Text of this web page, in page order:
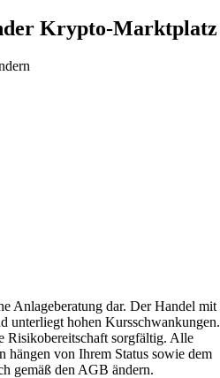
Krypto-Marktplatz
Anlageberatung dar. Der Handel mit
unterliegt hohen Kursschwankungen.
Risikobereitschaft sorgfältig. Alle
hängen von Ihrem Status sowie dem
gemäß den AGB ändern.